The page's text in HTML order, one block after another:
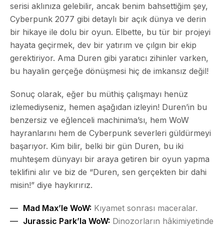
serisi aklınıza gelebilir, ancak benim bahsettiğim şey,
Cyberpunk 2077 gibi detaylı bir açık dünya ve derin
bir hikaye ile dolu bir oyun. Elbette, bu tür bir projeyi
hayata geçirmek, dev bir yatırım ve çılgın bir ekip
gerektiriyor. Ama Duren gibi yaratıcı zihinler varken,
bu hayalin gerçeğe dönüşmesi hiç de imkansız değil!
Sonuç olarak, eğer bu müthiş çalışmayı henüz
izlemediyseniz, hemen aşağıdan izleyin! Duren’in bu
benzersiz ve eğlenceli machinima’sı, hem WoW
hayranlarını hem de Cyberpunk severleri güldürmeyi
başarıyor. Kim bilir, belki bir gün Duren, bu iki
muhteşem dünyayı bir araya getiren bir oyun yapma
teklifini alır ve biz de “Duren, sen gerçekten bir dahi
misin!” diye haykırırız.
Mad Max’le WoW: Kıyamet sonrası maceralar.
Jurassic Park’la WoW: Dinozorların hâkimiyetinde